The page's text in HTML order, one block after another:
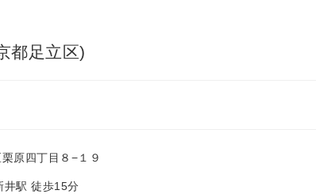
都足立区)
原四丁目８−１９
井駅 徒歩15分